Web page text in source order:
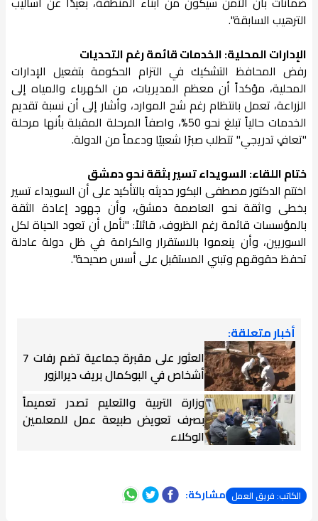
الترهيب السابقة".
الإدارات المحلية: الخدمات قائمة رغم التحديات
رفض المحافظ التشكيك في التزام الحكومة بتفعيل الإدارات
المحلية، مؤكداً أن معظم المديريات، من الكهرباء والمياه إلى
الزراعة، تعمل بانتظام رغم شح الموارد، وأشار إلى أن نسبة تقديم
الخدمات حالياً تبلغ نحو 50%، واصفاً المرحلة المقبلة بأنها مرحلة
"تعافٍ تدريجي" تتطلب صبرًا شعبيًا ودعماً من الدولة.
ختام اللقاء: السويداء تسير بثقة نحو دمشق
اختتم الدكتور مصطفى البكور حديثه بالتأكيد على أن السويداء تسير
بخطى واثقة نحو العاصمة دمشق، وأن جهود إعادة الثقة
بالمؤسسات قائمة رغم الظروف، قائلاً: "نأمل أن تعود الحياة لكل
السوريين، وأن ينعموا بالاستقرار والكرامة في ظل دولة عادلة
تحفظ حقوقهم وتبني المستقبل على أسس صحيحة".
أخبار متعلقة:
العثور على مقبرة جماعية تضم رفات 7
أشخاص في البوكمال بريف ديرالزور
وزارة التربية والتعليم تصدر تعميماً
بصرف تعويض طبيعة عمل للمعلمين
الوكلاء
الكاتب: فريق العمل مشاركة: